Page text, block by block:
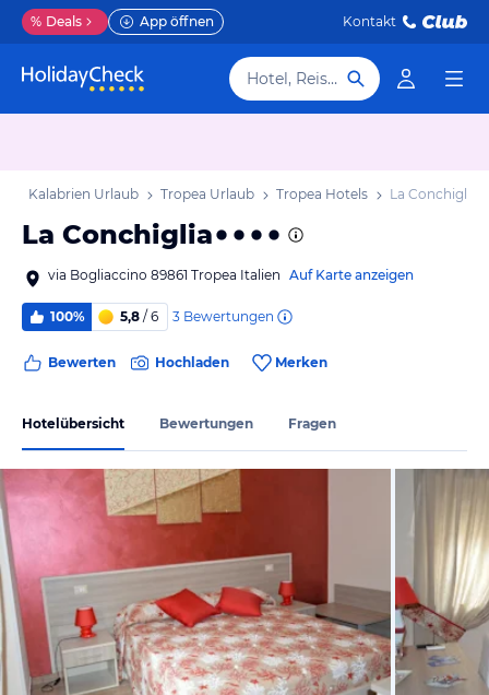
% Deals App öffnen Kontakt
Hotel, Reiseziel
Kalabrien Urlaub Tropea Urlaub Tropea Hotels La Conchiglia
La Conchiglia
via Bogliaccino 89861 Tropea Italien Auf Karte anzeigen
100% 5,8 / 6 3 Bewertungen
Bewerten Hochladen Merken
Hotelübersicht Bewertungen Fragen
von